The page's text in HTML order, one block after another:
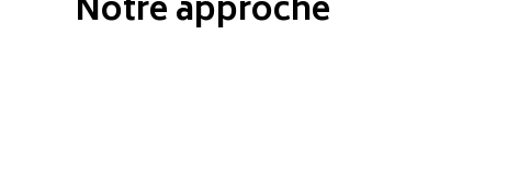
Notre approche